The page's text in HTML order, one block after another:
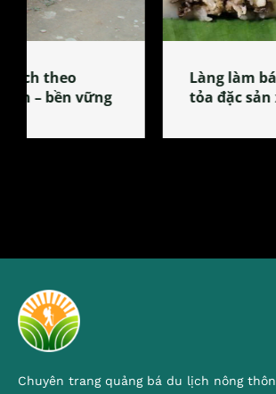
Làng làm bánh tẻ Phú Nhi –
tỏa đặc sản xứ Đoài
Chuyên trang quảng bá du lịch nông